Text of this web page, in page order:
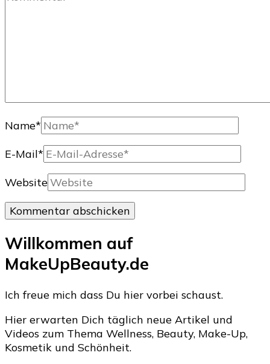
Name*
E-Mail*
Website
Willkommen auf
MakeUpBeauty.de
Ich freue mich dass Du hier vorbei schaust.
Hier erwarten Dich täglich neue Artikel und
Videos zum Thema Wellness, Beauty, Make-Up,
Kosmetik und Schönheit.